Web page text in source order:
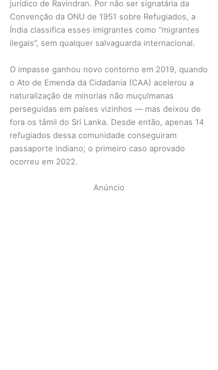
jurídico de Ravindran. Por não ser signatária da
Convenção da ONU de 1951 sobre Refugiados, a
Índia classifica esses imigrantes como “migrantes
ilegais”, sem qualquer salvaguarda internacional.
O impasse ganhou novo contorno em 2019, quando
o Ato de Emenda da Cidadania (CAA) acelerou a
naturalização de minorias não muçulmanas
perseguidas em países vizinhos — mas deixou de
fora os tâmil do Sri Lanka. Desde então, apenas 14
refugiados dessa comunidade conseguiram
passaporte indiano; o primeiro caso aprovado
ocorreu em 2022.
Anúncio